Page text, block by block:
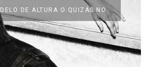
DE ALTURA O QUIZÁS NO